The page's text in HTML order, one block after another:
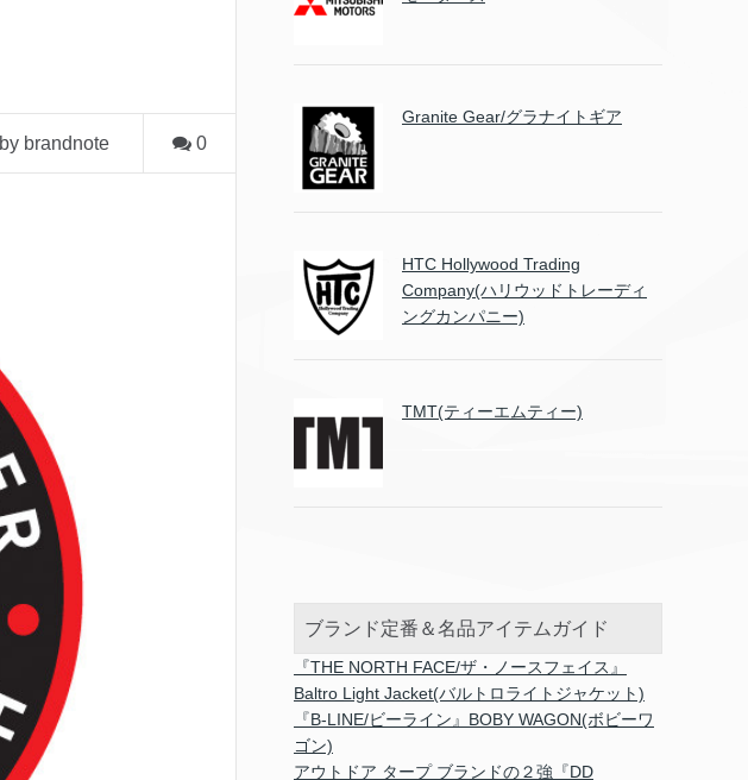
by brandnote 0
Granite Gear/グラナイトギア
HTC Hollywood Trading
Company(ハリウッドトレーディ
ングカンパニー)
TMT(ティーエムティー)
ブランド定番＆名品アイテムガイド
『THE NORTH FACE/ザ・ノースフェイス』
Baltro Light Jacket(バルトロライトジャケット)
『B-LINE/ビーライン』BOBY WAGON(ボビーワ
ゴン)
アウトドア タープ ブランドの２強『DD